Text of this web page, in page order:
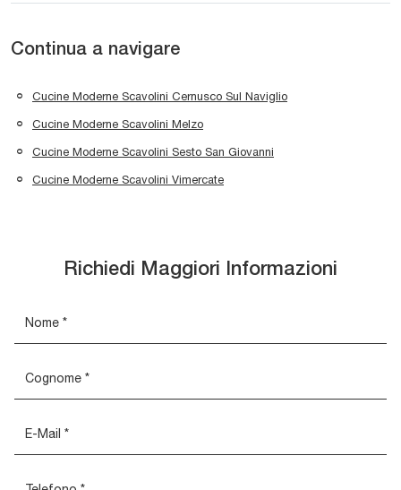
Continua a navigare
Cucine Moderne Scavolini Cernusco Sul Naviglio
Cucine Moderne Scavolini Melzo
Cucine Moderne Scavolini Sesto San Giovanni
Cucine Moderne Scavolini Vimercate
Richiedi Maggiori Informazioni